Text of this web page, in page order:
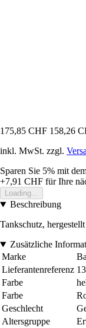
175,85 CHF 158,26
inkl. MwSt. zzgl.
Sparen Sie 5% mit
+7,91 CHF für Ihre
Loading...
Beschreibung
Tankschutz,
Zusätzliche
Marke
Lieferantenreferenz
Farbe
Farbe
Geschlecht
Altersgruppe